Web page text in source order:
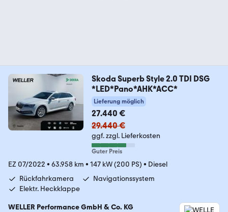
Skoda Superb Style 2.0 TDI DSG
*LED*Pano*AHK*ACC*
Lieferung möglich
27.440 €
29.440 €
ggf. zzgl. Lieferkosten
Guter Preis
EZ 07/2022 • 63.958 km • 147 kW (200 PS) • Diesel
Rückfahrkamera
Navigationssystem
Elektr. Heckklappe
WELLER Performance GmbH & Co. KG